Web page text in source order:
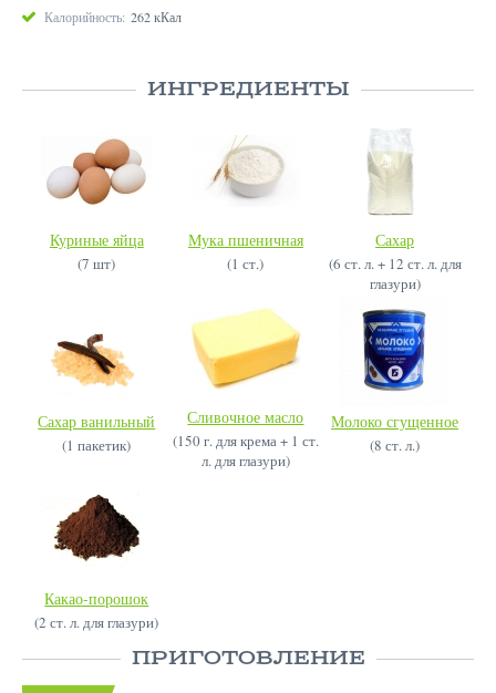
Калорийность: 262 кКал
ИНГРЕДИЕНТЫ
Куриные яйца
(7 шт)
Мука пшеничная
(1 ст.)
Сахар
(6 ст. л. + 12 ст. л. для
глазури)
Сахар ванильный
(1 пакетик)
Сливочное масло
(150 г. для крема + 1 ст.
л. для глазури)
Молоко сгущенное
(8 ст. л.)
Какао-порошок
(2 ст. л. для глазури)
ПРИГОТОВЛЕНИЕ